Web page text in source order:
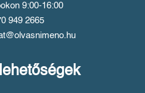
9:00-16:00
949 2665